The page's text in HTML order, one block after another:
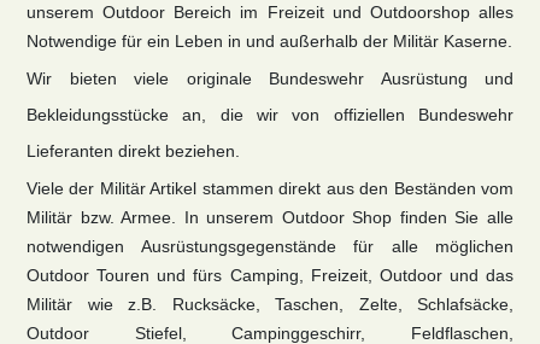
unserem Outdoor Bereich im Freizeit und Outdoorshop alles
Notwendige für ein Leben in und außerhalb der Militär Kaserne.
Wir bieten viele originale Bundeswehr Ausrüstung und
Bekleidungsstücke an, die wir von offiziellen Bundeswehr
Lieferanten direkt beziehen.
Viele der Militär Artikel stammen direkt aus den Beständen vom
Militär bzw. Armee. In unserem Outdoor Shop finden Sie alle
notwendigen Ausrüstungsgegenstände für alle möglichen
Outdoor Touren und fürs Camping, Freizeit, Outdoor und das
Militär wie z.B. Rucksäcke, Taschen, Zelte, Schlafsäcke,
Outdoor Stiefel, Campinggeschirr, Feldflaschen,